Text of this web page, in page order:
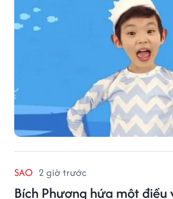
SAO 2 giờ trước
Bích Phương hứa một điều